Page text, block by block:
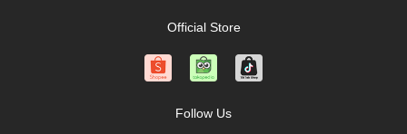
Official Store
Follow Us